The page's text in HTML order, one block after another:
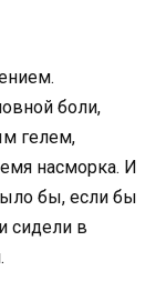
боли,
гелем,
насморка. И
бы, если бы
сидели в